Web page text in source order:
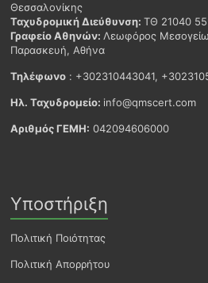
Θεσσαλονίκης
Ταχυδρομική Διεύθυνση:ΤΘ 21040
Γραφείο Αθηνών: Λεωφόρος
Παρασκευή, Αθήνα
Τηλέφωνο : +302310443041,
Ηλ. Ταχυδρομείο: info@qmscert.com
Αριθμός ΓΕΜΗ: 042094606000
Υποστήριξη
Πολιτική Ποιότητας
Πολιτική Απορρήτου